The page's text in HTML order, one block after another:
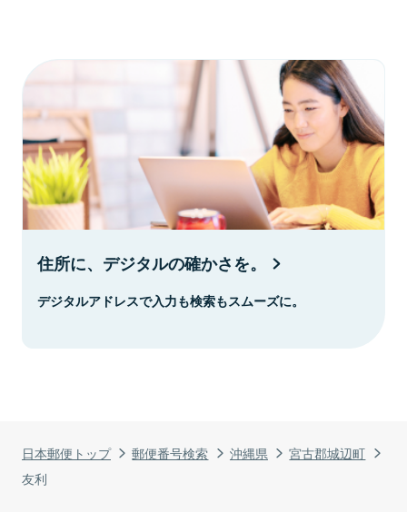
日本郵便トップ 郵便番号検索 沖縄県
宮古郡城辺町
友利
住所に、デジタルの確かさを。
デジタルアドレスで入力も検索もスムーズに。